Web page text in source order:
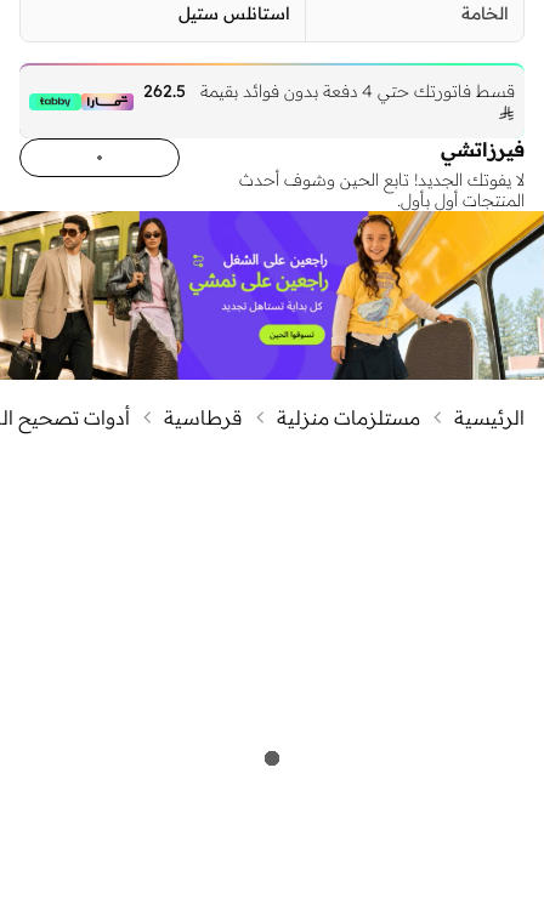
الخامة استانلس ستيل
قسط فاتورتك حتي 4 دفعة بدون فوائد بقيمة
262.5

فيرزاتشي
لا يفوتك الجديد! تابع الحين وشوف أحدث
المنتجات أول بأول.
الرئيسية مستلزمات منزلية قرطاسية أدوات تصحيح